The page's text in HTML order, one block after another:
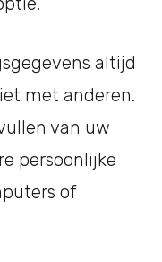
altijd
met anderen.
van uw
persoonlijke
of